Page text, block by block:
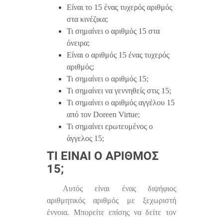
Είναι το 15 ένας τυχερός αριθμός
στα κινέζικα;
Τι σημαίνει ο αριθμός 15 στα
όνειρα;
Είναι ο αριθμός 15 ένας τυχερός
αριθμός;
Τι σημαίνει ο αριθμός 15;
Τι σημαίνει να γεννηθείς στις 15;
Τι σημαίνει ο αριθμός αγγέλου 15
από τον Doreen Virtue;
Τι σημαίνει ερωτευμένος ο
άγγελος 15;
ΤΙ ΕΊΝΑΙ Ο ΑΡΙΘΜΌΣ
15;
Αυτός είναι ένας διψήφιος
αριθμητικός αριθμός με ξεχωριστή
έννοια. Μπορείτε επίσης να δείτε τον